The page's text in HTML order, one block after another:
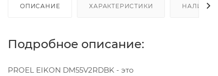
ОПИСАНИЕ ХАРАКТЕРИСТИКИ НАЛИЧИЕ
Подробное описание:
PROEL EIKON DM55V2RDBK - это